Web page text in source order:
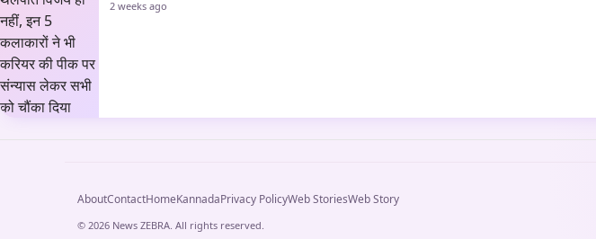
2 weeks ago
AboutContactHomeKannadaPrivacy PolicyWeb StoriesWeb Story
© 2026 News ZEBRA. All rights reserved.